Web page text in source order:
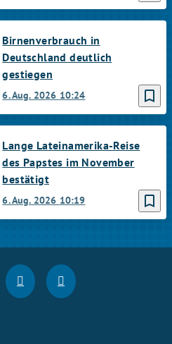
bookmark_border
6. Aug. 2026 10:24
Birnenverbrauch in
Deutschland deutlich
gestiegen
bookmark_border
6. Aug. 2026 10:19
Lange Lateinamerika-Reise
des Papstes im November
bestätigt